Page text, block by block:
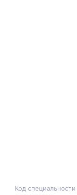
Код специальности